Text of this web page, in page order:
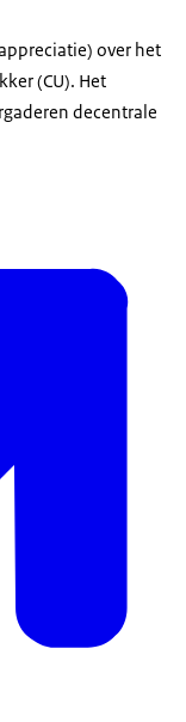
over het
(CU). Het
decentrale